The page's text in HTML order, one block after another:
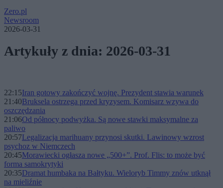
Zero.pl
Newsroom
2026-03-31
Artykuły z dnia: 2026-03-31
22:15Iran gotowy zakończyć wojnę. Prezydent stawia warunek
21:40Bruksela ostrzega przed kryzysem. Komisarz wzywa do
oszczędzania
21:06Od północy podwyżka. Są nowe stawki maksymalne za
paliwo
20:57Legalizacja marihuany przynosi skutki. Lawinowy wzrost
psychoz w Niemczech
20:45Morawiecki ogłasza nowe „500+”. Prof. Flis: to może być
forma samokrytyki
20:35Dramat humbaka na Bałtyku. Wieloryb Timmy znów utknął
na mieliźnie